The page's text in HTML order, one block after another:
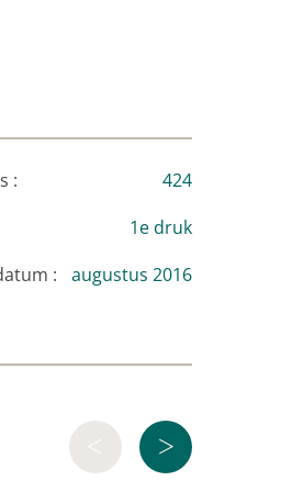
fictie op haar
:
424
1e druk
:
augustus 2016
< >